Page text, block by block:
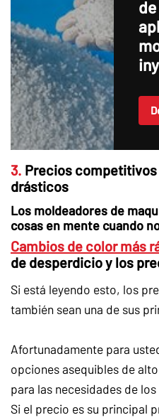
3. Precios
drásticos
Los moldeadores de
cosas en mente cuando
Cambios de color más
de desperdicio y los
Si está leyendo esto, los
también sean una de sus
Afortunadamente para
opciones asequibles de
para las necesidades de
Si el precio es su principal